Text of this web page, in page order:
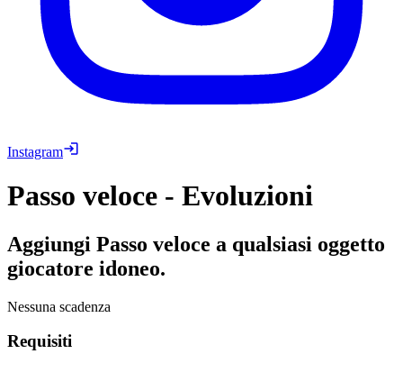
Instagram
Passo veloce - Evoluzioni
Aggiungi Passo veloce a qualsiasi oggetto
giocatore idoneo.
Nessuna scadenza
Requisiti